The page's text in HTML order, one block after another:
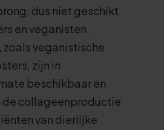
dus niet geschikt
en veganisten.
veganistische
zijn in
beschikbaar en
de collageenproductie
van dierlijke